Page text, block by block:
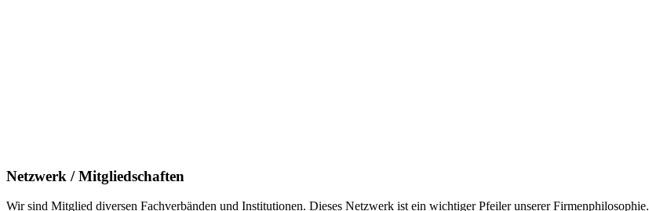
Netzwerk / Mitgliedschaften
Wir sind Mitglied diversen Fachverbänden und Institutionen. Dieses Netzwerk ist ein wichtiger Pfeiler unserer Firmenphilosophie.